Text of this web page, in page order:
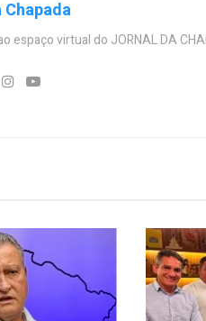
espaço virtual do JORNAL DA